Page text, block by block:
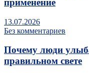
применение
13.07.2026
Без комментариев
Почему люди
правильном свете